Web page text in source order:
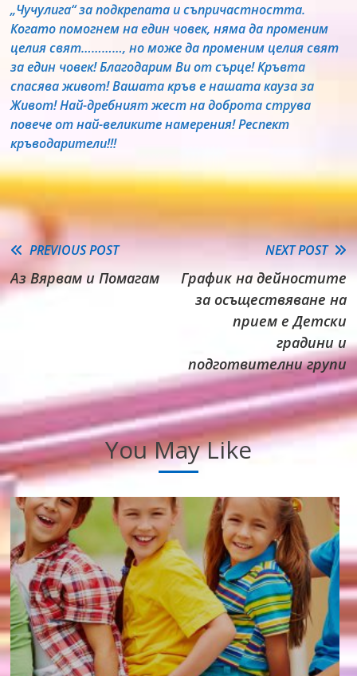
„Чучулига“ за подкрепата и съпричастността.
Когато помогнем на един човек, няма да променим
целия свят…………, но може да променим целия свят
за един човек! Благодарим Ви от сърце! Кръвта
спасява живот! Вашата кръв е нашата кауза за
Живот! Най-дребният жест на доброта струва
повече от най-великите намерения! Респект
кръводарители!!!
Read
more
PREVIOUS POST
Аз Вярвам и Помагам
NEXT POST
График на дейностите
за осъществяване на
прием е Детски
градини и
подготвителни групи
You May Like